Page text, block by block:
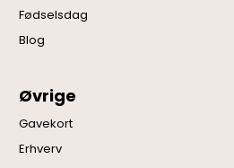
Fødselsdag
Blog
Øvrige
Gavekort
Erhverv